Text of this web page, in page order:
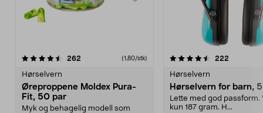
262 (1,80/stk)
Hørselvern
Øreproppene Moldex Pura-
Fit, 50 par
Myk og behagelig modell som
4.5 av 5 stjerner 222
Hørselvern
Hørselvern for barn,
Lette med god passform.
kun 187 gram. H...
4.5 av 5 stjerner